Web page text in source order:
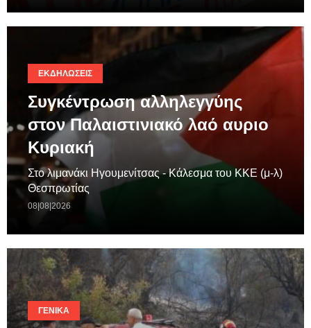
ΕΚΔΗΛΏΣΕΙΣ
Συγκέντρωση αλληλεγγύης
στον Παλαιστινιακό λαό αυριο
Κυριακή
Στο λιμανάκι Ηγουμενίτσας - Κάλεσμα του ΚΚΕ (μ-λ)
Θεσπρωτίας
08|08|2026
ΓΕΝΙΚΆ